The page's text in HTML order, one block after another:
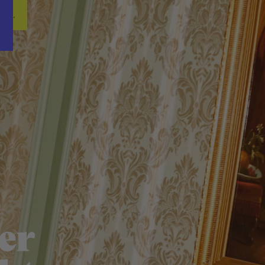
Word nu gratis en geheel vrijblijvend lid van ons Vacature Via